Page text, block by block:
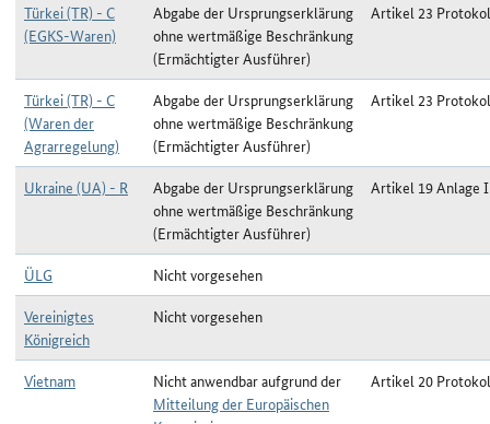
Türkei (TR) - C
(EGKS-Waren)
Abgabe der Ursprungserklärung
ohne wertmäßige Beschränkung
(Ermächtigter Ausführer)
Artikel 23
Türkei (TR) - C
(Waren der
Agrarregelung)
Abgabe der Ursprungserklärung
ohne wertmäßige Beschränkung
(Ermächtigter Ausführer)
Artikel 23
Ukraine (UA) - R
Abgabe der Ursprungserklärung
ohne wertmäßige Beschränkung
(Ermächtigter Ausführer)
Artikel 19 Anlage I
ÜLG
Nicht vorgesehen
Vereinigtes
Königreich
Nicht vorgesehen
Vietnam
Nicht anwendbar aufgrund der
Mitteilung der Europäischen
Artikel 20